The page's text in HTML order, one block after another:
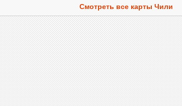
Смотреть все карты Чили